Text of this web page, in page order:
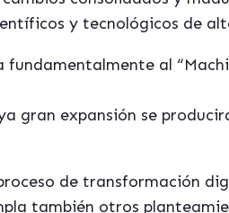
y tecnológicos de
al
gran expansión se
de transformación
también otros